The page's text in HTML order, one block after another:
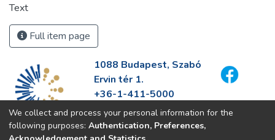
Text
Full item page
1088 Budapest, Szabó
Ervin tér 1.
+36-1-411-5000
info@fszek.hu
https://fszek.hu
We collect and process your personal information for the
following purposes: Authentication, Preferences,